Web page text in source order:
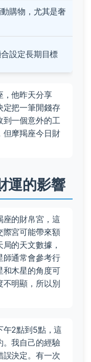
購物，尤其是奢
設定長期目標
，他昨天分享
定把一筆閒錢存
到一個意外的工
但摩羯座今日財
運的影響
座的財帛宮，這
際宮可能帶來額
的天文數據，
師通常會參考行
和木星的角度可
不明顯，所以別
午2點到5點，這
。我自己的經驗
誤決定。有一次